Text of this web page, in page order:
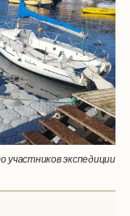
участников экспедиции